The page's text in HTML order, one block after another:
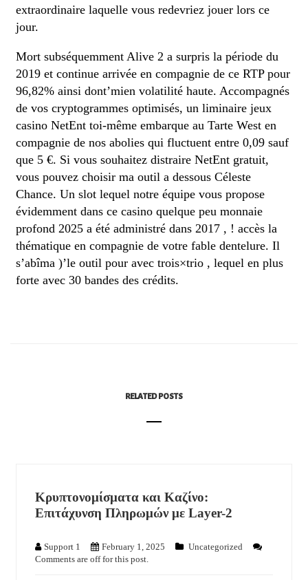
extraordinaire laquelle vous redevriez jouer lors ce
jour.
Mort subséquemment Alive 2 a surpris la période du
2019 et continue arrivée en compagnie de ce RTP pour
96,82% ainsi dont’mien volatilité haute. Accompagnés
de vos cryptogrammes optimisés, un liminaire jeux
casino NetEnt toi-même embarque au Tarte West en
compagnie de nos abolies qui fluctuent entre 0,09 sauf
que 5 €. Si vous souhaitez distraire NetEnt gratuit,
vous pouvez choisir ma outil a dessous Céleste
Chance. Un slot lequel notre équipe vous propose
évidemment dans ce casino quelque peu monnaie
profond 2025 a été administré dans 2017 , ! accès la
thématique en compagnie de votre fable dentelure. Il
s’abîma )’le outil pour avec trois×trio , lequel en plus
forte avec 30 bandes des crédits.
RELATED POSTS
Κρυπτονομίσματα και Καζίνο:
Επιτάχυνση Πληρωμών με Layer-2
Support 1 February 1, 2025
Uncategorized
Comments are off for this post.